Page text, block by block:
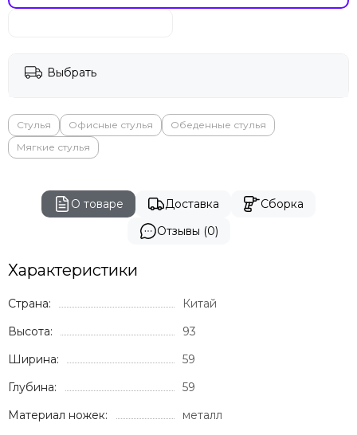
Выбрать
Стулья Офисные стулья
Обеденные стулья
Мягкие стулья
О товаре Доставка
Сборка
Отзывы (0)
Характеристики
Страна:
Китай
Высота:
93
Ширина:
59
Глубина:
59
Материал ножек:
металл